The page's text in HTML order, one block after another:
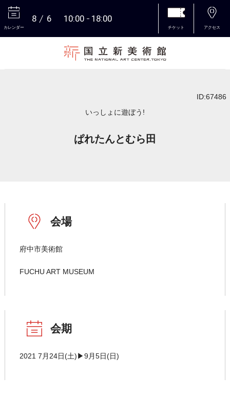
カレンダー
8 6 10:00 18:00
チケット アクセス
ID:67486
いっしょに遊ぼう!
ぱれたんとむら田
会場
府中市美術館
FUCHU ART MUSEUM
会期
2021 7月24日(土)▶9月5日(日)